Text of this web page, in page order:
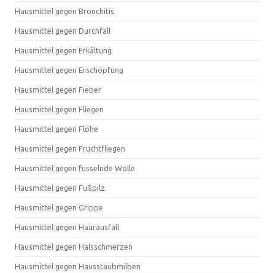
Hausmittel gegen Bronchitis
Hausmittel gegen Durchfall
Hausmittel gegen Erkältung
Hausmittel gegen Erschöpfung
Hausmittel gegen Fieber
Hausmittel gegen Fliegen
Hausmittel gegen Flöhe
Hausmittel gegen Fruchtfliegen
Hausmittel gegen fusselnde Wolle
Hausmittel gegen Fußpilz
Hausmittel gegen Grippe
Hausmittel gegen Haarausfall
Hausmittel gegen Halsschmerzen
Hausmittel gegen Hausstaubmilben